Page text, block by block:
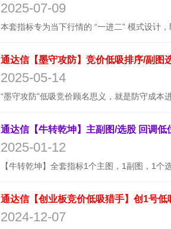
2025-07-09
2025-05-14
2025-01-12
通达信【创业板竞价低吸猎手】创1号
2024-12-07